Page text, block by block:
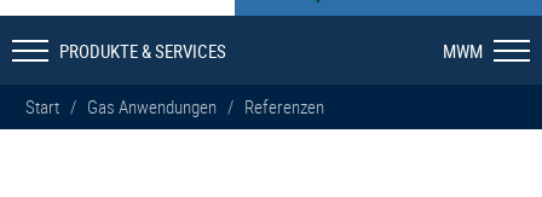
PRODUKTE & SERVICES MWM
Start / Gas Anwendungen / Referenzen